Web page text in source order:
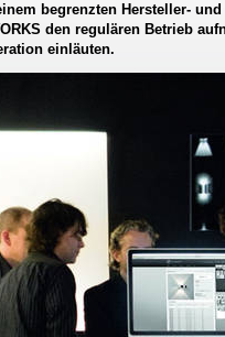
begrenzten Hersteller-
den regulären Betrieb
einläuten.